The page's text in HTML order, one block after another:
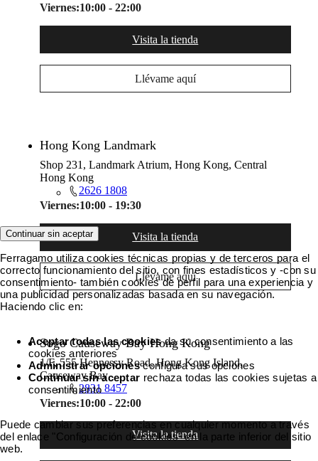
Viernes:10:00 - 22:00
Visita la tienda
Llévame aquí
Hong Kong Landmark
Shop 231, Landmark Atrium, Hong Kong, Central
Hong Kong
2626 1808
Viernes:10:00 - 19:30
Visita la tienda
Llévame aquí
Sogo Causeway Bay Hong Kong
1/F, 555 Hennessy Road, Hong Kong Island,
Causeway Bay
2831 8457
Viernes:10:00 - 22:00
Visita la tienda
Continuar sin aceptar
Ferragamo utiliza cookies técnicas propias y de terceros para el
correcto funcionamiento del sitio, con fines estadísticos y -con su
consentimiento- también cookies de perfil para una experiencia y
una publicidad personalizadas basada en su navegación.
Haciendo clic en:
Aceptar todas las cookiesda su consentimiento a las
cookies anteriores
Administrar opcionesconfigura sus opciones
Continuar sin aceptar rechaza todas las cookies sujetas a
consentimiento
Puede cambiar sus preferencias en cualquier momento a través
del enlace "Configuración de cookies" en la parte inferior del sitio
web.